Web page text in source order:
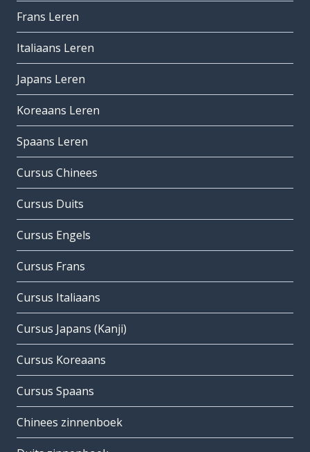
Frans Leren
Italiaans Leren
Japans Leren
Koreaans Leren
Spaans Leren
Cursus Chinees
Cursus Duits
Cursus Engels
Cursus Frans
Cursus Italiaans
Cursus Japans (Kanji)
Cursus Koreaans
Cursus Spaans
Chinees zinnenboek